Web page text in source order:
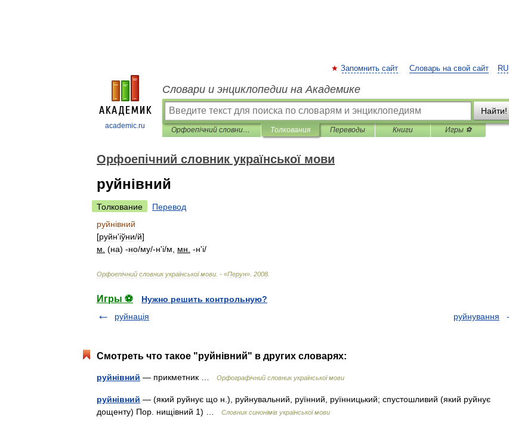
academic.ru
RU
Запомнить сайт Словарь на свой сайт
Словари и энциклопедии на Академике
Найти!
Орфоепічний словник української мови Толкования Переводы Книги Игры ⚽
Орфоепічний словник української мови
руйнівний
Толкование
Перевод
руйнівний
[руйн'іўни/й]
м (на) -но/му/-н'і/м мн -н'і/
Орфоепічний словник української мови . - «Перун» 2008
Игры ⚽
Нужно решить контрольную?
руйнація
руйнування
Смотреть что такое "руйнівний" в других словарях:
руйнівний — прикметник … Орфографічний словник української мови
руйнівний — (який руйнує що н.), руйнувальний, руїнний, руїнницький; спустошливий (який руйнує
дощенту) Пор. нищівний 1) …
Словник синонімів української мови